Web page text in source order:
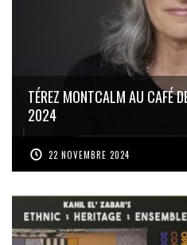
TÉREZ MONTCALM AU CAFÉ
2024
22 NOVEMBRE 2024